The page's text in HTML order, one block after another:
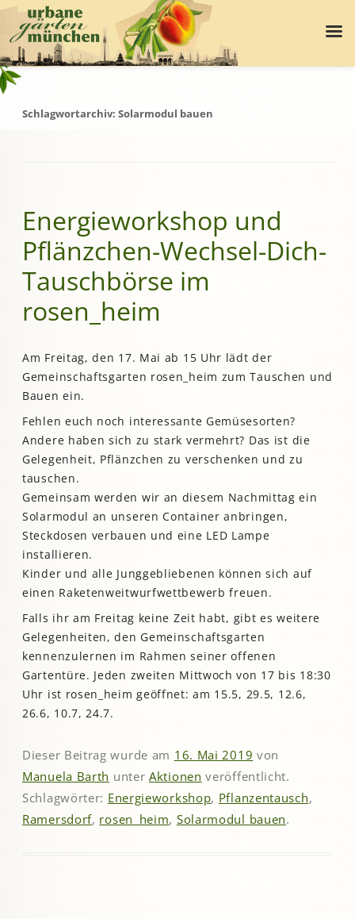
Schlagwortarchiv: Solarmodul bauen
Energieworkshop und
Pflänzchen-Wechsel-Dich-
Tauschbörse im
rosen_heim
Am Freitag, den 17. Mai ab 15 Uhr lädt der
Gemeinschaftsgarten rosen_heim zum Tauschen und
Bauen ein.
Fehlen euch noch interessante Gemüsesorten?
Andere haben sich zu stark vermehrt? Das ist die
Gelegenheit, Pflänzchen zu verschenken und zu
tauschen.
Gemeinsam werden wir an diesem Nachmittag ein
Solarmodul an unseren Container anbringen,
Steckdosen verbauen und eine LED Lampe
installieren.
Kinder und alle Junggebliebenen können sich auf
einen Raketenweitwurfwettbewerb freuen.
Falls ihr am Freitag keine Zeit habt, gibt es weitere
Gelegenheiten, den Gemeinschaftsgarten
kennenzulernen im Rahmen seiner offenen
Gartentüre. Jeden zweiten Mittwoch von 17 bis 18:30
Uhr ist rosen_heim geöffnet: am 15.5, 29.5, 12.6,
26.6, 10.7, 24.7.
Dieser Beitrag wurde am 16. Mai 2019 von
Manuela Barth unterAktionen veröffentlicht.
Schlagwörter: Energieworkshop, Pflanzentausch,
Ramersdorf, rosen_heim, Solarmodul bauen.